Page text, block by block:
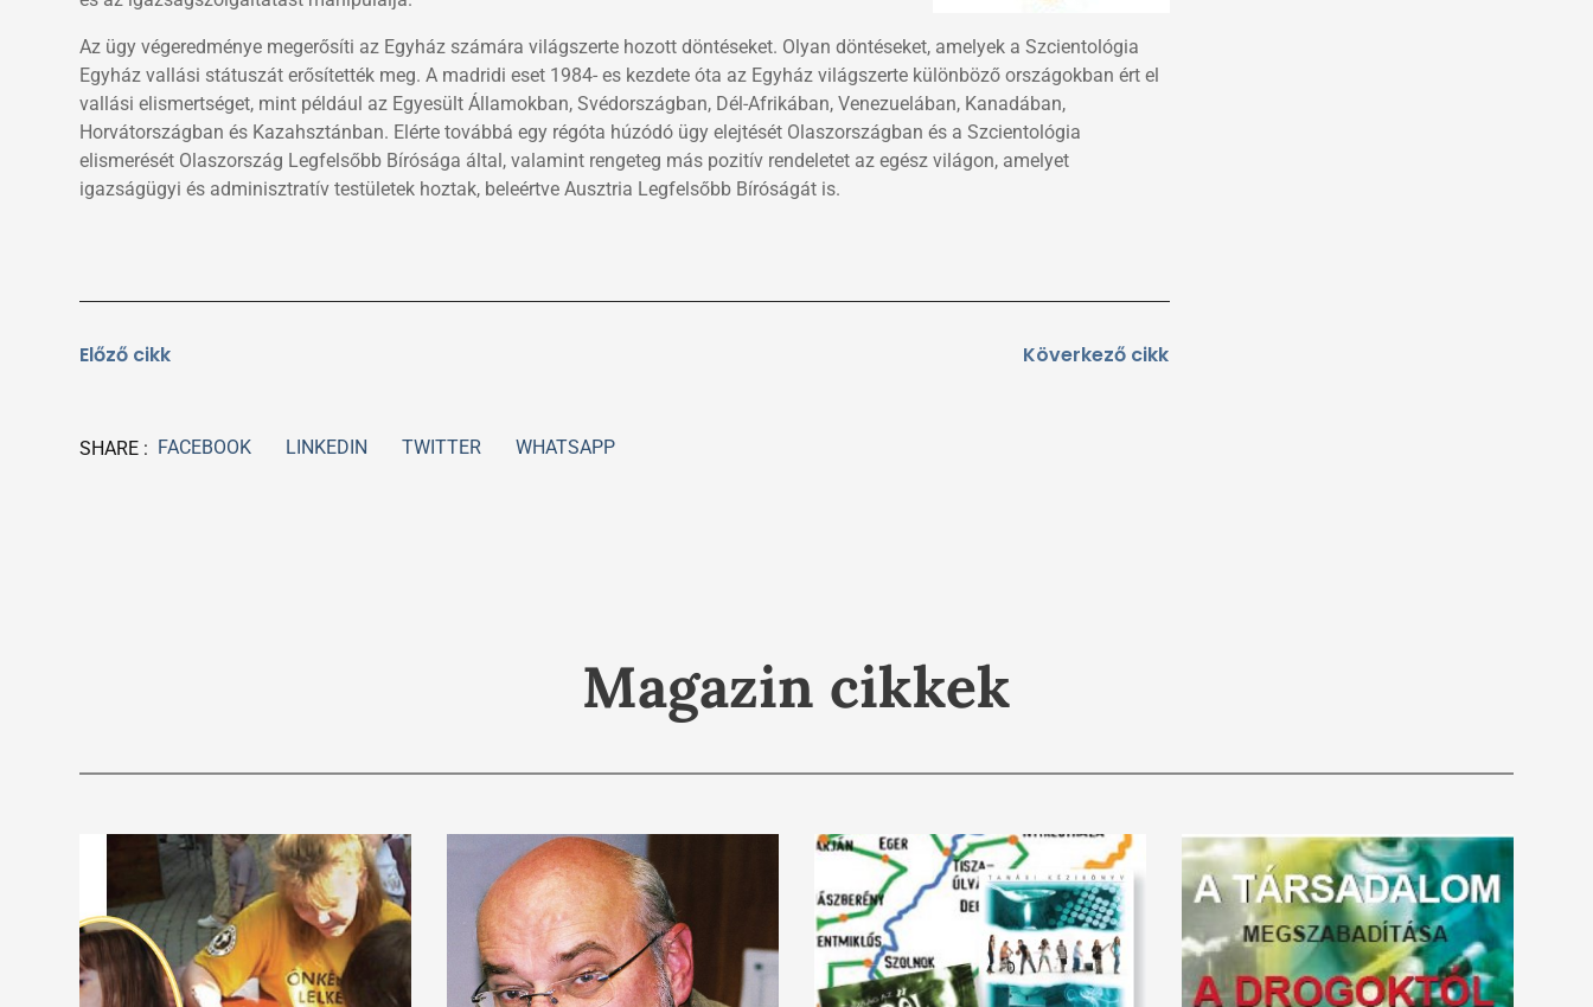
Az ügy végeredménye megerősíti az Egyház számára világszerte hozott döntéseket. Olyan döntéseket, amelyek a Szcientológia
Egyház vallási státuszát erősítették meg. A madridi eset 1984- es kezdete óta az Egyház világszerte különböző országokban ért el
vallási elismertséget, mint például az Egyesült Államokban, Svédországban, Dél-Afrikában, Venezuelában, Kanadában,
Horvátországban és Kazahsztánban. Elérte továbbá egy régóta húzódó ügy elejtését Olaszországban és a Szcientológia
elismerését Olaszország Legfelsőbb Bírósága által, valamint rengeteg más pozitív rendeletet az egész világon, amelyet
igazságügyi és adminisztratív testületek hoztak, beleértve Ausztria Legfelsőbb Bíróságát is.
Előző cikk Köverkező cikk
SHARE : FACEBOOK LINKEDIN TWITTER WHATSAPP
Magazin cikkek